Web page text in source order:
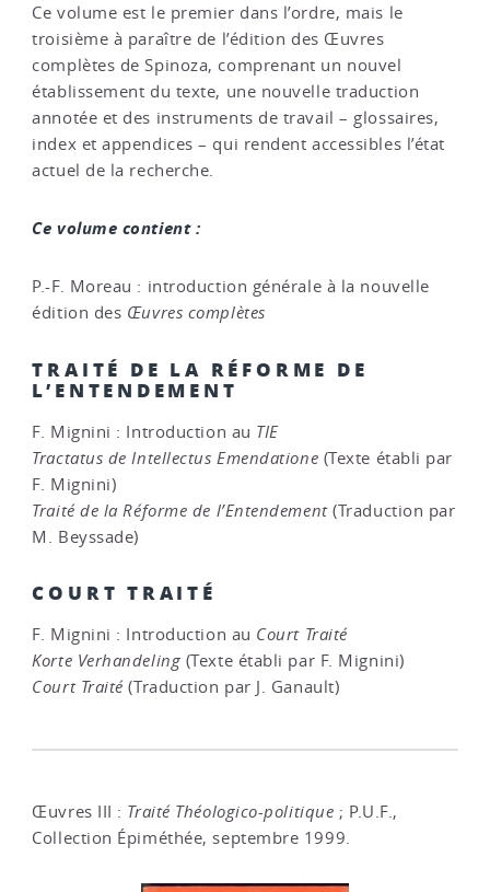
Ce volume est le premier dans l’ordre, mais le
troisième à paraître de l’édition des Œuvres
complètes de Spinoza, comprenant un nouvel
établissement du texte, une nouvelle traduction
annotée et des instruments de travail – glossaires,
index et appendices – qui rendent accessibles l’état
actuel de la recherche.
Ce volume contient :
P.-F. Moreau : introduction générale à la nouvelle
édition des Œuvres complètes
TRAITÉ DE LA RÉFORME DE
L’ENTENDEMENT
F. Mignini : Introduction au TIE
Tractatus de Intellectus Emendatione (Texte établi par
F. Mignini)
Traité de la Réforme de l’Entendement(Traduction par
M. Beyssade)
COURT TRAITÉ
F. Mignini : Introduction au Court Traité
Korte Verhandeling (Texte établi par F. Mignini)
Court Traité(Traduction par J. Ganault)
Œuvres III : Traité Théologico-politique ; P.U.F.,
Collection Épiméthée, septembre 1999.